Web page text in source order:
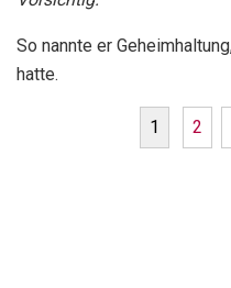
So nannte er
hatte.
1 2